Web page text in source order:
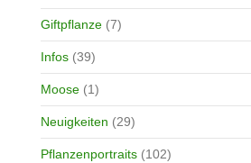
Giftpflanze(7)
Infos(39)
Moose(1)
Neuigkeiten (29)
Pflanzenportraits(102)